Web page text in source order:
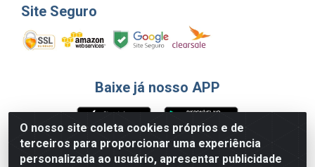
O nosso site coleta cookies próprios e de
terceiros para proporcionar uma experiência
personalizada ao usuário, apresentar publicidade
Site Seguro
Baixe já nosso APP
Formas de Pagamento